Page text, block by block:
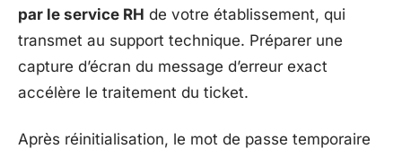
par le service RH de votre établissement, qui
transmet au support technique. Préparer une
capture d’écran du message d’erreur exact
accélère le traitement du ticket.
Après réinitialisation, le mot de passe temporaire